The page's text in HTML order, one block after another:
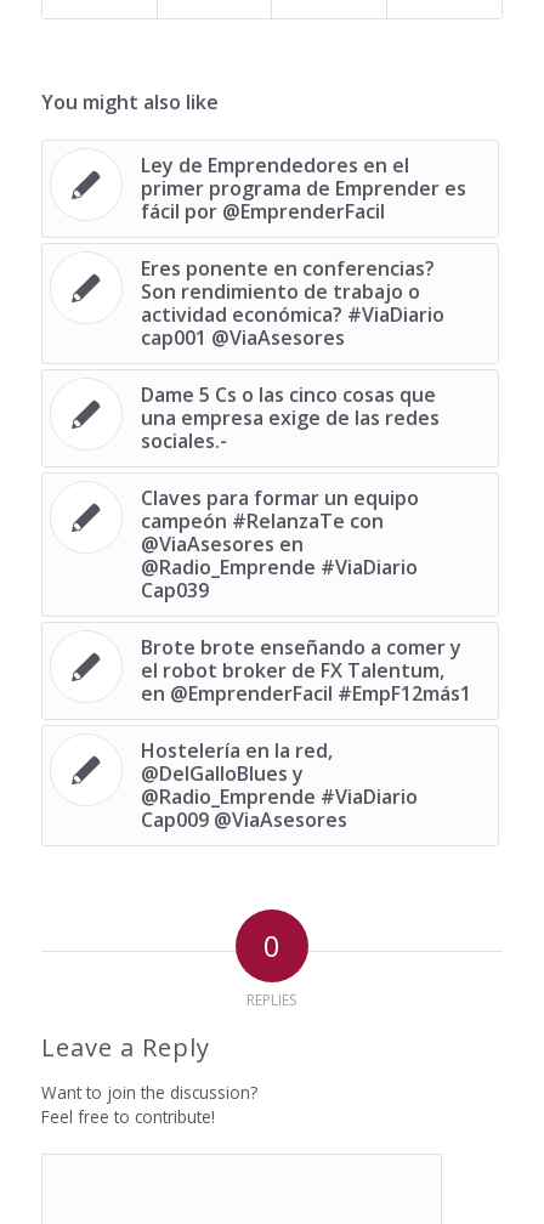
You might also like
Ley de Emprendedores en el
primer programa de Emprender es
fácil por @EmprenderFacil
Eres ponente en conferencias?
Son rendimiento de trabajo o
actividad económica? #ViaDiario
cap001 @ViaAsesores
Dame 5 Cs o las cinco cosas que
una empresa exige de las redes
sociales.-
Claves para formar un equipo
campeón #RelanzaTe con
@ViaAsesores en
@Radio_Emprende #ViaDiario
Cap039
Brote brote enseñando a comer y
el robot broker de FX Talentum,
en @EmprenderFacil #EmpF12más1
Hostelería en la red,
@DelGalloBlues y
@Radio_Emprende #ViaDiario
Cap009 @ViaAsesores
0
REPLIES
Leave a Reply
Want to join the discussion?
Feel free to contribute!